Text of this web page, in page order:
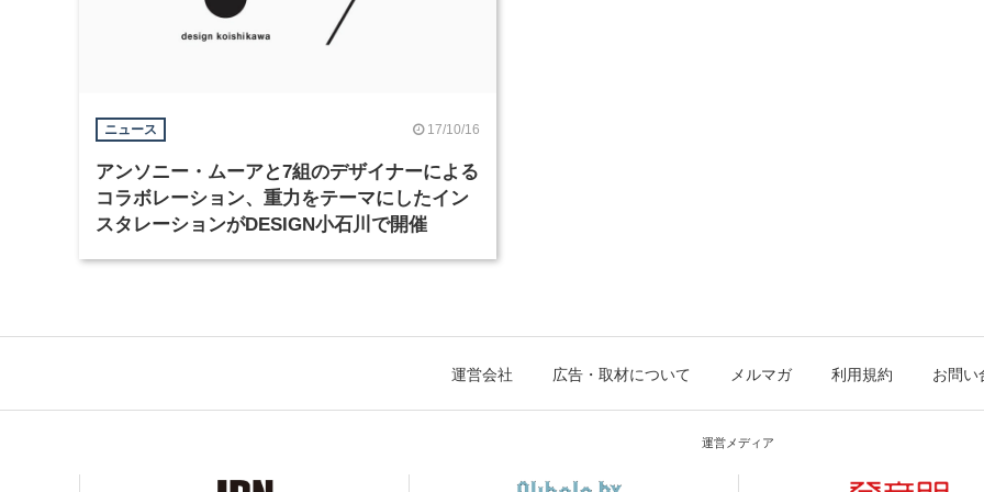
ニュース 17/10/16
アンソニー・ムーアと7組のデザイナーによる
コラボレーション、重力をテーマにしたイン
スタレーションがDESIGN小石川で開催
運営会社 広告・取材について メルマガ 利用規約 お問い
運営メディア